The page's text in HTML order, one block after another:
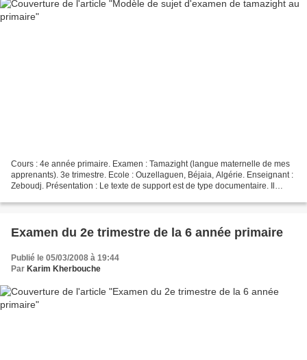
Cours : 4e année primaire. Examen : Tamazight (langue maternelle de mes
apprenants). 3e trimestre. Ecole : Ouzellaguen, Béjaia, Algérie. Enseignant :
Zeboudj. Présentation : Le texte de support est de type documentaire. Il
Examen du 2e trimestre de la 6 année primaire
Publié le 05/03/2008 à 19:44
Par Karim Kherbouche